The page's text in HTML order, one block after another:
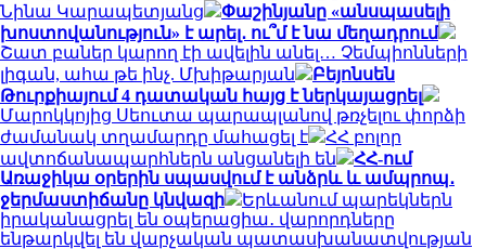
Նինա Կարապետյանց
Փաշինյանը «անսպասելի
խոստովանություն» է արել․ ու՞մ է նա մեղադրում
Շատ բաներ կարող էի ավելին անել… Չեմպիոնների
լիգան, ահա թե ինչ. Մխիթարյան
Բեյոնսեն
Թուրքիայում 4 դատական հայց է ներկայացրել
Մարոկկոյից Սեուտա պարապլանով թռչելու փորձի
ժամանակ տղամարդը մահացել է
ՀՀ բոլոր
ավտոճանապարհներն անցանելի են
ՀՀ-ում
Առաջիկա օրերին սպասվում է անձրև և ամպրոպ․
ջերմաստիճանը կնվազի
Երևանում պարեկներն
իրականացրել են օպերացիա․ վարորդները
ենթարկվել են վարչական պատասխանատվության